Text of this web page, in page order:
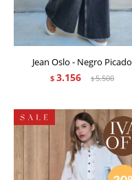
Jean Oslo - Negro Picado
$ 3.156 $5.500